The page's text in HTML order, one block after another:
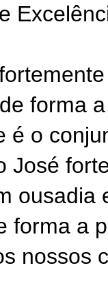
forma
é o
José
ousadia
forma a
nossos